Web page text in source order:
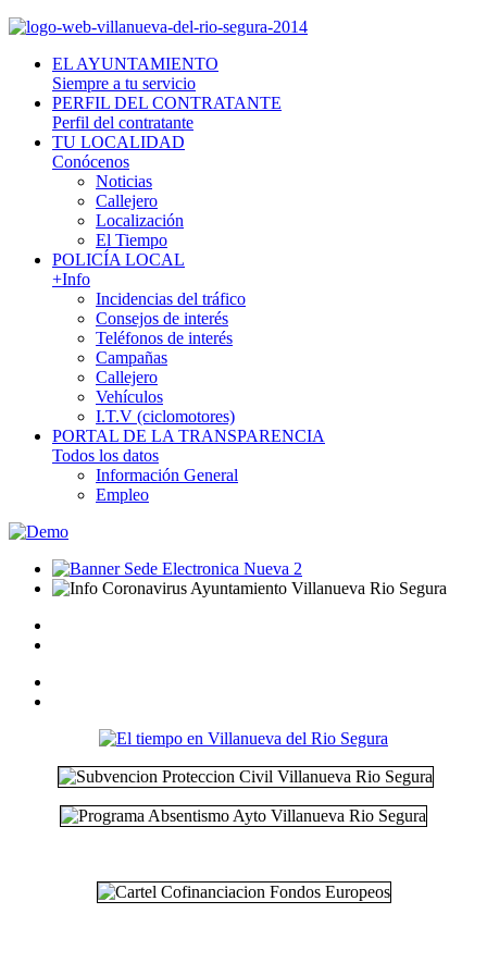
EL AYUNTAMIENTO
Siempre a tu servicio
PERFIL DEL CONTRATANTE
Perfil del contratante
TU LOCALIDAD
Conócenos
Noticias
Callejero
Localización
El Tiempo
POLICÍA LOCAL
+Info
Incidencias del tráfico
Consejos de interés
Teléfonos de interés
Campañas
Callejero
Vehículos
I.T.V (ciclomotores)
PORTAL DE LA TRANSPARENCIA
Todos los datos
Información General
Empleo